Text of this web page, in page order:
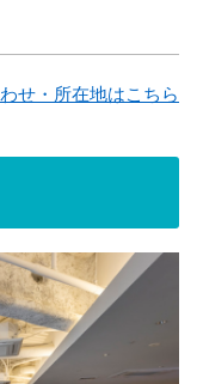
せ・所在地はこちら